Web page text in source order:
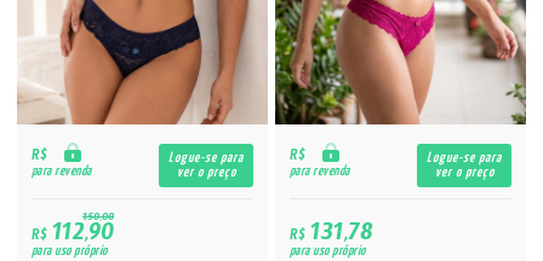
R$
para revenda
Logue-se para
ver o preço
150,00
R$112,90
para uso próprio
R$
para revenda
Logue-se para
ver o preço
R$131,78
para uso próprio